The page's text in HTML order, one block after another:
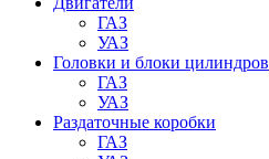
ГАЗ
УАЗ
Головки и блоки цилиндров
ГАЗ
УАЗ
Раздаточные коробки
ГАЗ